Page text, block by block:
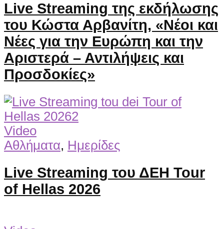
Live Streaming της εκδήλωσης
του Κώστα Αρβανίτη, «Νέοι και
Νέες για την Ευρώπη και την
Αριστερά – Αντιλήψεις και
Προσδοκίες»
Video
Αθλήματα, Ημερίδες
Live Streaming του ΔΕΗ Tour
of Hellas 2026